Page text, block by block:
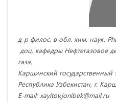
д-р филос. в обл. хим. наук,
доц. кафедры Нефтегазовое
газа,
Каршинский государственный
Республика Узбекистан, г.
E-mail: xayitov.jonibek@mail.ru